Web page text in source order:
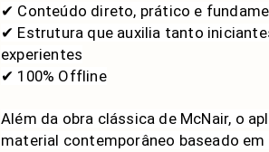
✔ Conteúdo direto, prático e
✔ Estrutura que auxilia tanto
experientes
✔ 100% Offline
Além da obra clássica de McNair, o
material contemporâneo baseado